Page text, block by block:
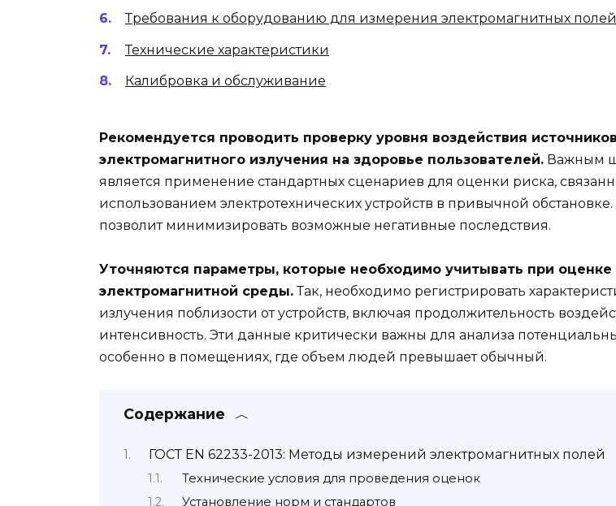
Требования к оборудованию для измерения электромагнитных полей
Технические характеристики
Калибровка и обслуживание
Рекомендуется проводить проверку уровня воздействия источников
электромагнитного излучения на здоровье пользователей. Важным
является применение стандартных сценариев для оценки риска,
использованием электротехнических устройств в привычной обстановке.
позволит минимизировать возможные негативные последствия.
Уточняются параметры, которые необходимо учитывать при оценке
электромагнитной среды.Так, необходимо регистрировать
излучения поблизости от устройств, включая продолжительность
интенсивность. Эти данные критически важны для анализа
особенно в помещениях, где объем людей превышает обычный.
Содержание
ГОСТ EN 62233-2013: Методы измерений электромагнитных полей
Технические условия для проведения оценок
Установление норм и стандартов